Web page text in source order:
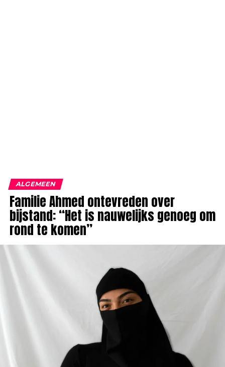
ALGEMEEN
Familie Ahmed ontevreden over
bijstand: “Het is nauwelijks genoeg om
rond te komen”